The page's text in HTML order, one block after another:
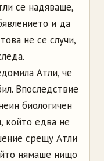
се надяваше,
и да
не се случи,
Атли, че
Впоследствие
биологичен
който едва не
срещу Атли
нямаше нищо